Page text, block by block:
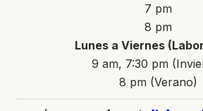
7 pm
8 pm
Lunes a Viernes
9 am, 7:30 pm
8 pm (Verano)